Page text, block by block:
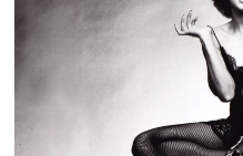
Bahidorá